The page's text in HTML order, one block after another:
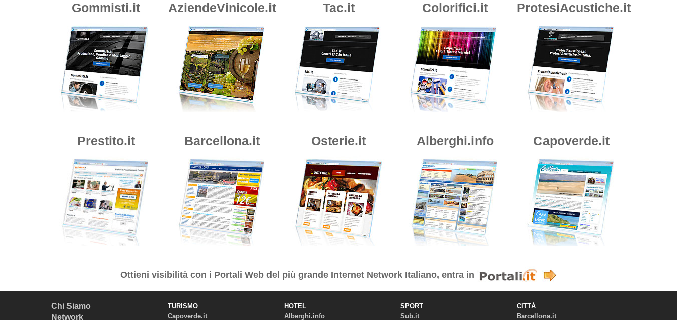
Gommisti.it AziendeVinicole.it Tac.it Colorifici.it ProtesiAcustiche.it
Prestito.it Barcellona.it Osterie.it Alberghi.info Capoverde.it
Ottieni visibilità con i Portali Web del più grande Internet Network Italiano, entra in
Chi Siamo
Network
TURISMO
Capoverde.it
HOTEL
Alberghi.info
SPORT
Sub.it
CITTÀ
Barcellona.it